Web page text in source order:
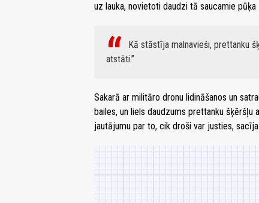
uz lauka, novietoti daudzi tā saucamie pūķa
Kā stāstīja malnavieši, prettanku
atstāti.
Sakarā ar militāro dronu lidināšanos un
bailes, un liels daudzums prettanku
jautājumu par to, cik droši var justies,